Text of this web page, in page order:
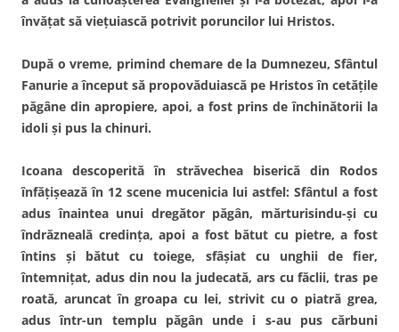
învăţat să vieţuiască potrivit poruncilor lui Hristos.
După o vreme, primind chemare de la Dumnezeu, Sfântul
Fanurie a început să propovăduiască pe Hristos în cetăţile
păgâne din apropiere, apoi, a fost prins de închinătorii la
idoli şi pus la chinuri.
Icoana descoperită în străvechea biserică din Rodos
înfăţişează în 12 scene mucenicia lui astfel: Sfântul a fost
adus înaintea unui dregător păgân, mărturisindu-şi cu
îndrăzneală credinţa, apoi a fost bătut cu pietre, a fost
întins şi bătut cu toiege, sfâşiat cu unghii de fier,
întemniţat, adus din nou la judecată, ars cu făclii, tras pe
roată, aruncat în groapa cu lei, strivit cu o piatră grea,
adus într-un templu păgân unde i s-au pus cărbuni